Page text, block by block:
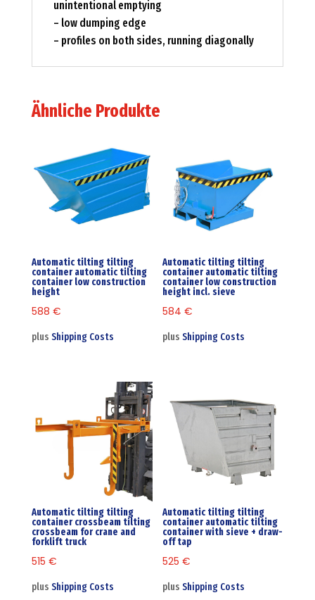
unintentional emptying
– low dumping edge
– profiles on both sides, running diagonally
Ähnliche Produkte
Automatic tilting tilting
container automatic tilting
container low construction
height
588 €
plus Shipping Costs
Automatic tilting tilting
container automatic tilting
container low construction
height incl. sieve
584€
plusShipping Costs
Automatic tilting tilting
container crossbeam tilting
crossbeam for crane and
forklift truck
515 €
plus Shipping Costs
Automatic tilting tilting
container automatic tilting
container with sieve + draw-
off tap
525€
plusShipping Costs